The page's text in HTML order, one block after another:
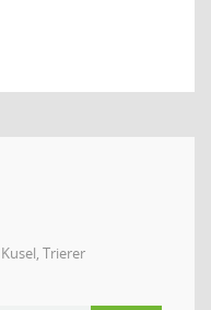
Trierer